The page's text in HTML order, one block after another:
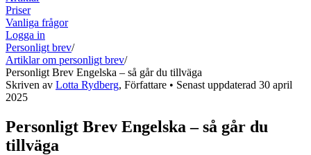
Priser
Vanliga frågor
Logga in
Personligt brev/
Artiklar om personligt brev/
Personligt Brev Engelska – så går du tillväga
Skriven av Lotta Rydberg, Författare • Senast uppdaterad 30 april
2025
Personligt Brev Engelska – så går du
tillväga